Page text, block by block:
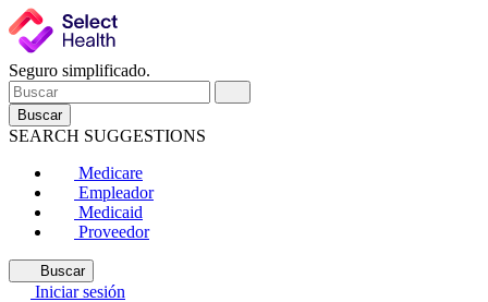
Seguro simplificado.
Buscar
SEARCH SUGGESTIONS
Medicare
Empleador
Medicaid
Proveedor
Buscar
Iniciar sesión